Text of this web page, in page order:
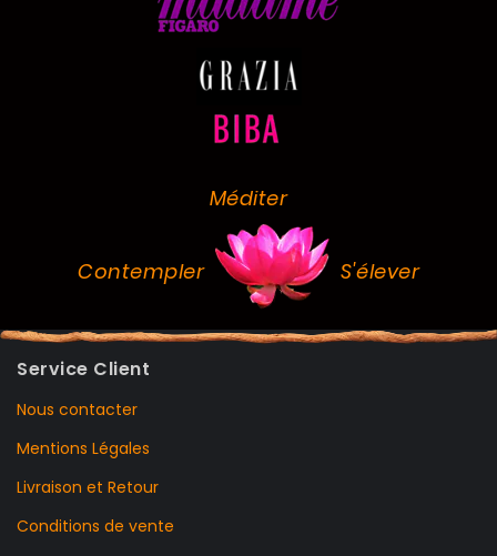
Méditer
Contempler S'élever
Service Client
Nous contacter
Mentions Légales
Livraison et Retour
Conditions de vente